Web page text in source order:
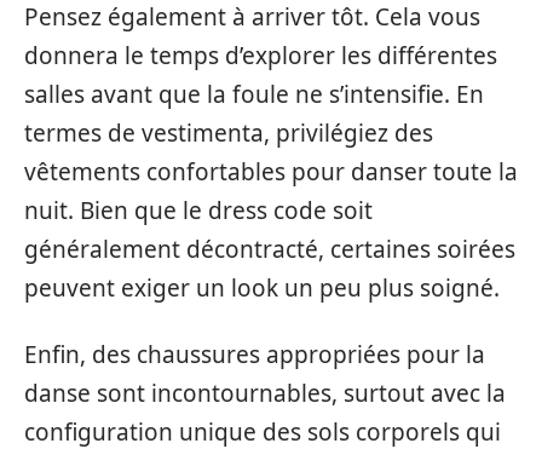
Pensez également à arriver tôt. Cela vous
donnera le temps d’explorer les différentes
salles avant que la foule ne s’intensifie. En
termes de vestimenta, privilégiez des
vêtements confortables pour danser toute la
nuit. Bien que le dress code soit
généralement décontracté, certaines soirées
peuvent exiger un look un peu plus soigné.
Enfin, des chaussures appropriées pour la
danse sont incontournables, surtout avec la
configuration unique des sols corporels qui